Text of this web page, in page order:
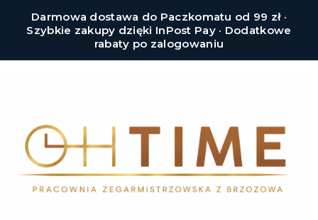
Darmowa dostawa do Paczkomatu od 99 zł ·
Szybkie zakupy dzięki InPost Pay · Dodatkowe
rabaty po zalogowaniu